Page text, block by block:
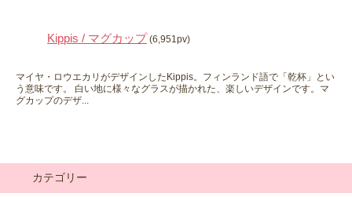
Kippis / マグカップ (6,951pv)
マイヤ・ロウエカリがデザインしたKippis。フィンランド語で「乾杯」とい
う意味です。 白い地に様々なグラスが描かれた、楽しいデザインです。マ
グカップのデザ...
カテゴリー